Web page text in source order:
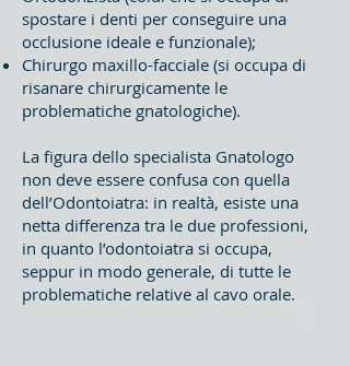
spostare i denti per conseguire una
occlusione ideale e funzionale);
Chirurgo maxillo-facciale (si occupa di
risanare chirurgicamente le
problematiche gnatologiche).
La figura dello specialista Gnatologo
non deve essere confusa con quella
dell’Odontoiatra: in realtà, esiste una
netta differenza tra le due professioni,
in quanto l’odontoiatra si occupa,
seppur in modo generale, di tutte le
problematiche relative al cavo orale.